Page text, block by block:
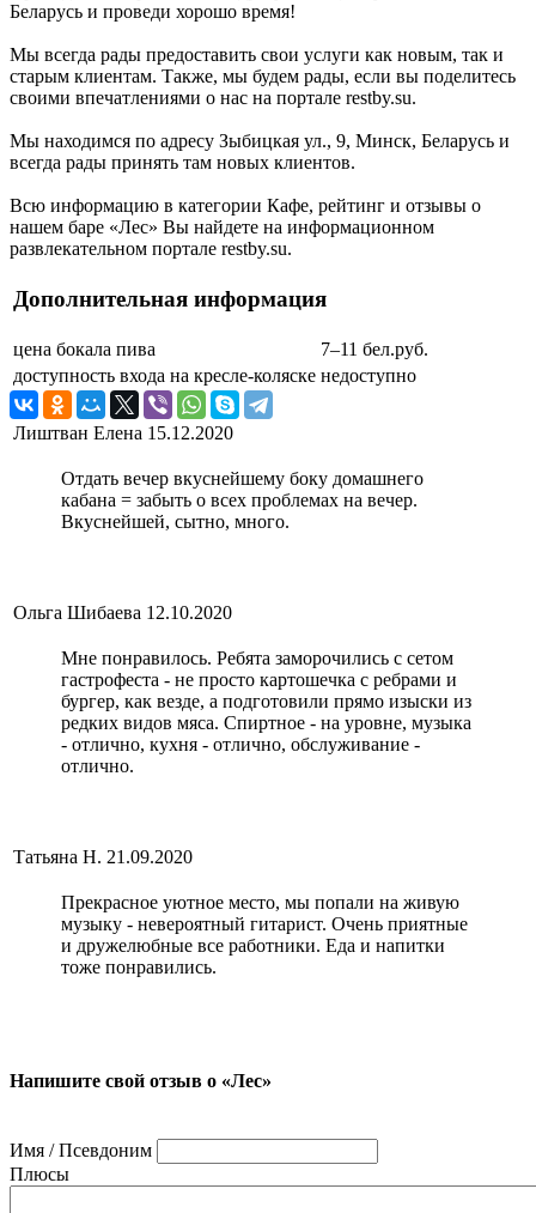
Беларусь и проведи хорошо время!
Мы всегда рады предоставить свои услуги как новым, так и
старым клиентам. Также, мы будем рады, если вы поделитесь
своими впечатлениями о нас на портале restby.su.
Мы находимся по адресу Зыбицкая ул., 9, Минск, Беларусь и
всегда рады принять там новых клиентов.
Всю информацию в категории Кафе, рейтинг и отзывы о
нашем баре «Лес» Вы найдете на информационном
развлекательном портале restby.su.
Дополнительная информация
цена бокала пива
7–11 бел.руб.
доступность входа на кресле-коляске недоступно
Лиштван Елена 15.12.2020
Отдать вечер вкуснейшему боку домашнего
кабана = забыть о всех проблемах на вечер.
Вкуснейшей, сытно, много.
Ольга Шибаева 12.10.2020
Мне понравилось. Ребята заморочились с сетом
гастрофеста - не просто картошечка с ребрами и
бургер, как везде, а подготовили прямо изыски из
редких видов мяса. Спиртное - на уровне, музыка
- отлично, кухня - отлично, обслуживание -
отлично.
Татьяна Н. 21.09.2020
Прекрасное уютное место, мы попали на живую
музыку - невероятный гитарист. Очень приятные
и дружелюбные все работники. Еда и напитки
тоже понравились.
Напишите свой отзыв о «Лес»
Имя / Псевдоним
Плюсы